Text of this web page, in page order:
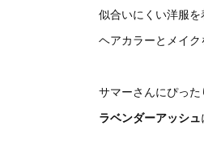
似合いにくい洋服
ヘアカラーとメイ
サマーさんにぴった
ラベンダーアッシュ